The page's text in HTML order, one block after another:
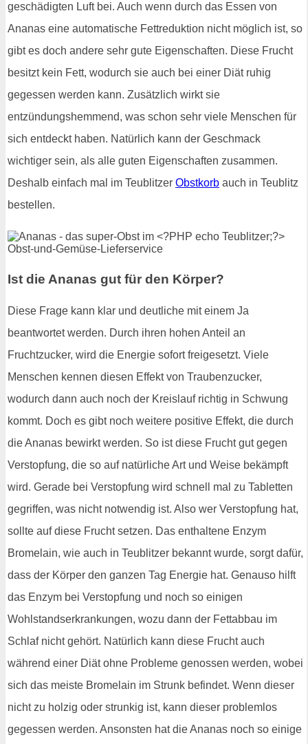
geschädigten Luft bei. Auch wenn durch das Essen von
Ananas eine automatische Fettreduktion nicht möglich ist, so
gibt es doch andere sehr gute Eigenschaften. Diese Frucht
besitzt kein Fett, wodurch sie auch bei einer Diät ruhig
gegessen werden kann. Zusätzlich wirkt sie
entzündungshemmend, was schon sehr viele Menschen für
sich entdeckt haben. Natürlich kann der Geschmack
wichtiger sein, als alle guten Eigenschaften zusammen.
Deshalb einfach mal im Teublitzer Obstkorb auch in Teublitz
bestellen.
Ist die Ananas gut für den Körper?
Diese Frage kann klar und deutliche mit einem Ja
beantwortet werden. Durch ihren hohen Anteil an
Fruchtzucker, wird die Energie sofort freigesetzt. Viele
Menschen kennen diesen Effekt von Traubenzucker,
wodurch dann auch noch der Kreislauf richtig in Schwung
kommt. Doch es gibt noch weitere positive Effekt, die durch
die Ananas bewirkt werden. So ist diese Frucht gut gegen
Verstopfung, die so auf natürliche Art und Weise bekämpft
wird. Gerade bei Verstopfung wird schnell mal zu Tabletten
gegriffen, was nicht notwendig ist. Also wer Verstopfung hat,
sollte auf diese Frucht setzen. Das enthaltene Enzym
Bromelain, wie auch in Teublitzer bekannt wurde, sorgt dafür,
dass der Körper den ganzen Tag Energie hat. Genauso hilft
das Enzym bei Verstopfung und noch so einigen
Wohlstandserkrankungen, wozu dann der Fettabbau im
Schlaf nicht gehört. Natürlich kann diese Frucht auch
während einer Diät ohne Probleme genossen werden, wobei
sich das meiste Bromelain im Strunk befindet. Wenn dieser
nicht zu holzig oder strunkig ist, kann dieser problemlos
gegessen werden. Ansonsten hat die Ananas noch so einige